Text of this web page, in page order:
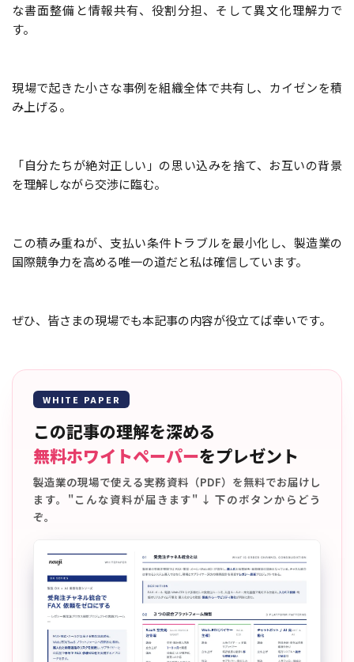
な書面整備と情報共有、役割分担、そして異文化理解力で
す。
現場で起きた小さな事例を組織全体で共有し、カイゼンを積
み上げる。
「自分たちが絶対正しい」の思い込みを捨て、お互いの背景
を理解しながら交渉に臨む。
この積み重ねが、支払い条件トラブルを最小化し、製造業の
国際競争力を高める唯一の道だと私は確信しています。
ぜひ、皆さまの現場でも本記事の内容が役立てば幸いです。
WHITE PAPER
この記事の理解を深める
無料ホワイトペーパーをプレゼント
製造業の現場で使える実務資料（PDF）を無料でお届けし
ます。"こんな資料が届きます" ↓ 下のボタンからどう
ぞ。